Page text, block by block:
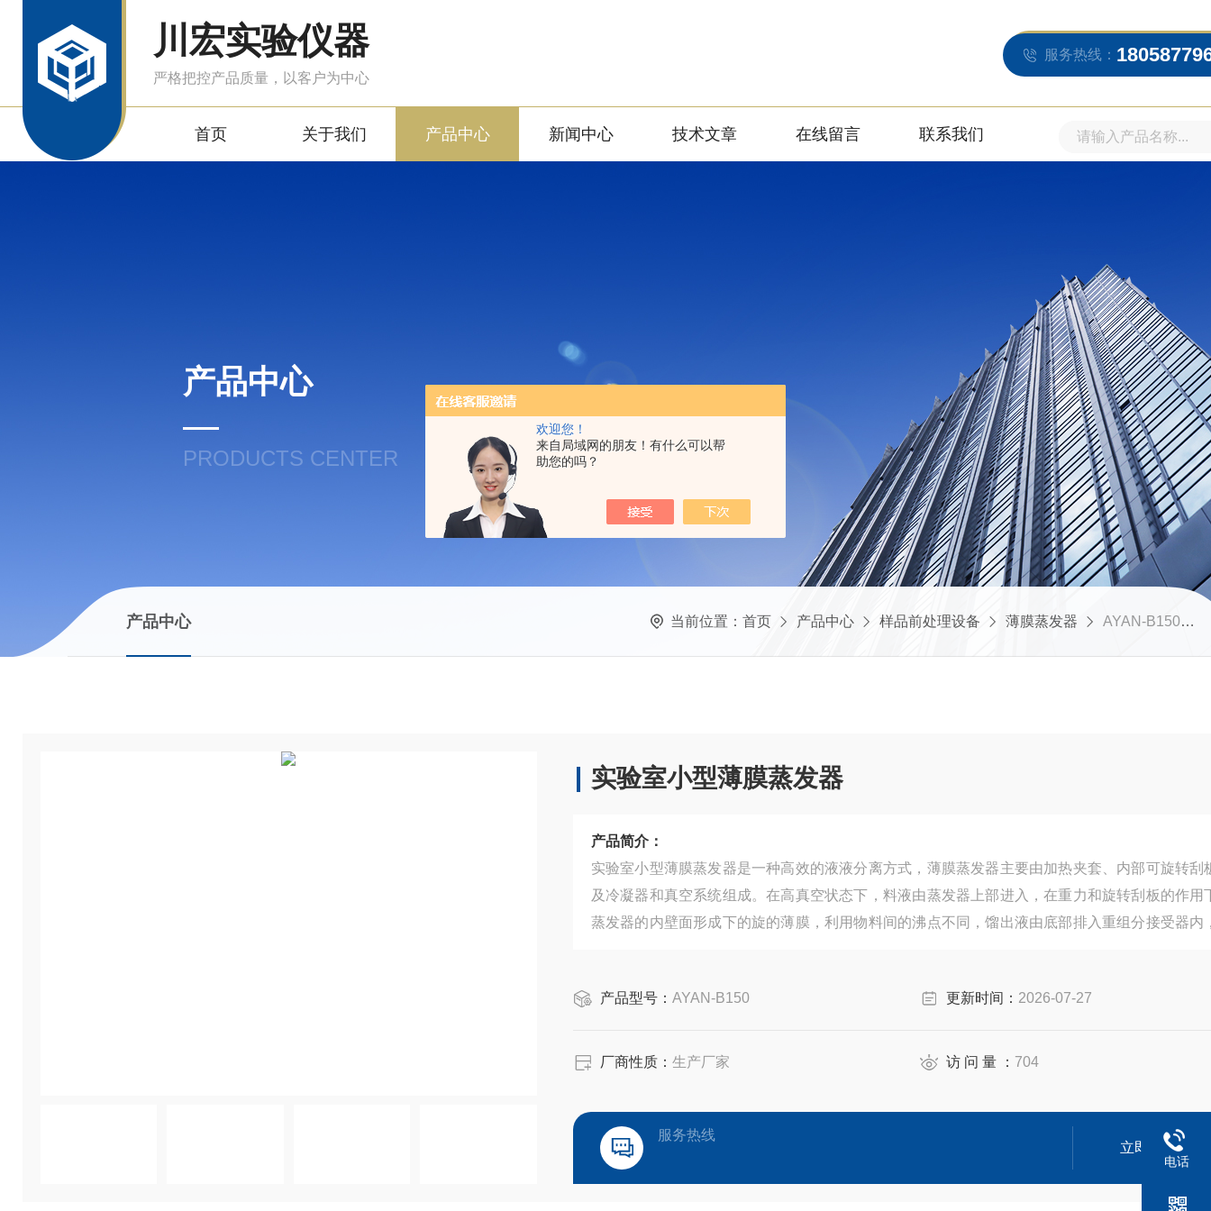
欢迎您！
来自局域网的朋友！有什么可以帮
助您的吗？
川宏实验仪器
严格把控产品质量，以客户为中心
服务热线：
首页 关于我们 产品中心 新闻中心 技术文章 在线留言 联系我们
产品中心
PRODUCTS CENTER
产品中心 当前位置： 首页 产品中心 样品前处理设备 薄膜蒸发器 AYAN-B150实验室小型薄膜蒸发器
实验室小型薄膜蒸发器
产品简介：
实验室小型薄膜蒸发器是一种高效的液液分离方式，薄膜蒸发器主要由加热夹套、内部可旋转刮
及冷凝器和真空系统组成。在高真空状态下，料液由蒸发器上部进入，在重力和旋转刮板的作用
蒸发器的内壁面形成下的旋的薄膜，利用物料间的沸点不同，馏出液由底部排入重组分接受器内
产品型号： AYAN-B150 更新时间： 2026-07-27
厂商性质： 生产厂家 访 问 量 ： 704
服务热线
立即咨询
电话